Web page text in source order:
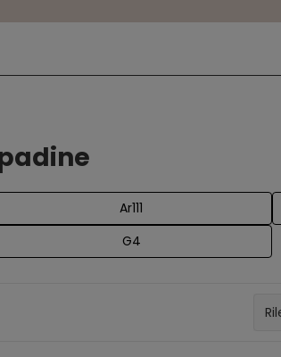
Ar111
G4